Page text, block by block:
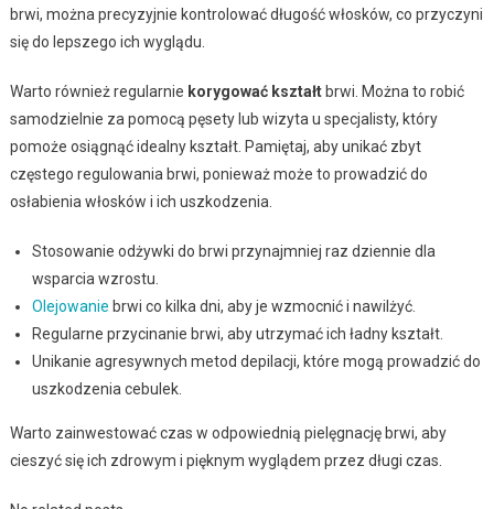
brwi, można precyzyjnie kontrolować długość włosków, co przyczyni
się do lepszego ich wyglądu.
Warto również regularnie korygować kształtbrwi. Można to robić
samodzielnie za pomocą pęsety lub wizyta u specjalisty, który
pomoże osiągnąć idealny kształt. Pamiętaj, aby unikać zbyt
częstego regulowania brwi, ponieważ może to prowadzić do
osłabienia włosków i ich uszkodzenia.
Stosowanie odżywki do brwi przynajmniej raz dziennie dla
wsparcia wzrostu.
Olejowanie brwi co kilka dni, aby je wzmocnić i nawilżyć.
Regularne przycinanie brwi, aby utrzymać ich ładny kształt.
Unikanie agresywnych metod depilacji, które mogą prowadzić do
uszkodzenia cebulek.
Warto zainwestować czas w odpowiednią pielęgnację brwi, aby
cieszyć się ich zdrowym i pięknym wyglądem przez długi czas.